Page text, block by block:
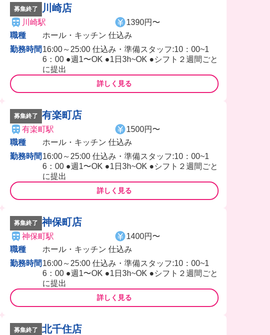
募集終了 川崎店
川崎駅
1390円〜
職種
ホール・キッチン 仕込み
勤務時間 16:00～25:00 仕込み・準備スタッフ:10：00~1
6：00 ●週1〜OK ●1日3h~OK ●シフト２週間ごと
に提出
詳しく見る
募集終了 有楽町店
有楽町駅
1500円〜
職種
ホール・キッチン 仕込み
勤務時間 16:00～25:00 仕込み・準備スタッフ:10：00~1
6：00 ●週1〜OK ●1日3h~OK ●シフト２週間ごと
に提出
詳しく見る
募集終了 神保町店
神保町駅
1400円〜
職種
ホール・キッチン 仕込み
勤務時間 16:00～25:00 仕込み・準備スタッフ:10：00~1
6：00 ●週1〜OK ●1日3h~OK ●シフト２週間ごと
に提出
詳しく見る
募集終了 北千住店